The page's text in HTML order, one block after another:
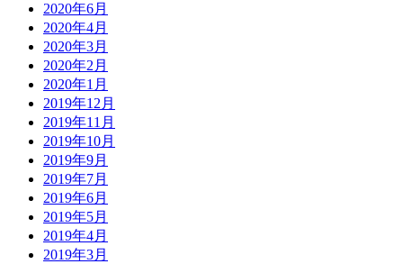
2020年6月
2020年4月
2020年3月
2020年2月
2020年1月
2019年12月
2019年11月
2019年10月
2019年9月
2019年7月
2019年6月
2019年5月
2019年4月
2019年3月